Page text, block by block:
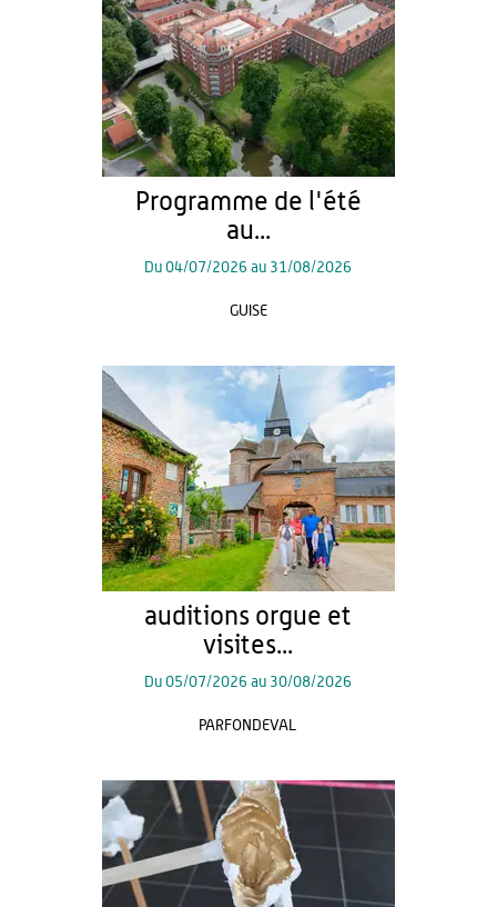
Programme de l'été
au...
Du04/07/2026 au 31/08/2026
GUISE
auditions orgue et
visites...
Du05/07/2026 au 30/08/2026
PARFONDEVAL